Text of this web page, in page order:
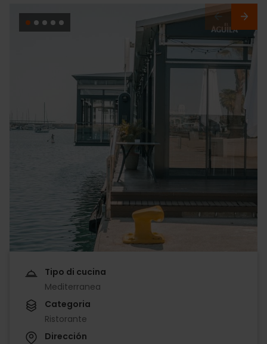
Tipo di cucina
Mediterranea
Categoria
Ristorante
Dirección